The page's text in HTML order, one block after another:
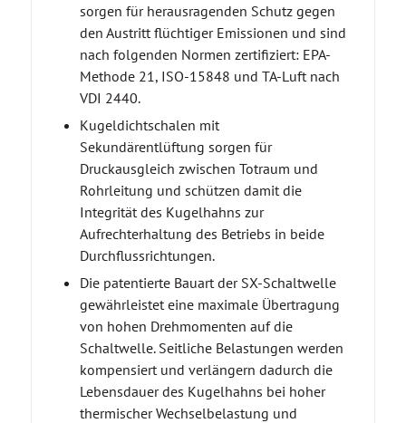
sorgen für herausragenden Schutz gegen
den Austritt flüchtiger Emissionen und sind
nach folgenden Normen zertifiziert: EPA-
Methode 21, ISO-15848 und TA-Luft nach
VDI 2440.
Kugeldichtschalen mit
Sekundärentlüftung sorgen für
Druckausgleich zwischen Totraum und
Rohrleitung und schützen damit die
Integrität des Kugelhahns zur
Aufrechterhaltung des Betriebs in beide
Durchflussrichtungen.
Die patentierte Bauart der SX-Schaltwelle
gewährleistet eine maximale Übertragung
von hohen Drehmomenten auf die
Schaltwelle. Seitliche Belastungen werden
kompensiert und verlängern dadurch die
Lebensdauer des Kugelhahns bei hoher
thermischer Wechselbelastung und